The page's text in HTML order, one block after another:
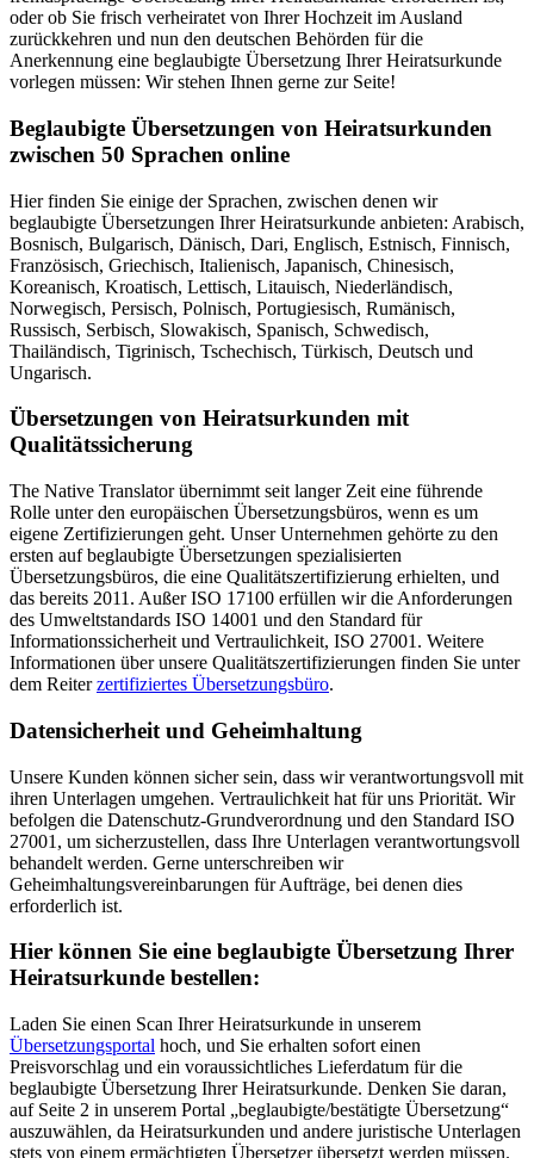
oder ob Sie frisch verheiratet von Ihrer Hochzeit im Ausland
zurückkehren und nun den deutschen Behörden für die
Anerkennung eine beglaubigte Übersetzung Ihrer Heiratsurkunde
vorlegen müssen: Wir stehen Ihnen gerne zur Seite!
Beglaubigte Übersetzungen von Heiratsurkunden
zwischen 50 Sprachen online
Hier finden Sie einige der Sprachen, zwischen denen wir
beglaubigte Übersetzungen Ihrer Heiratsurkunde anbieten: Arabisch,
Bosnisch, Bulgarisch, Dänisch, Dari, Englisch, Estnisch, Finnisch,
Französisch, Griechisch, Italienisch, Japanisch, Chinesisch,
Koreanisch, Kroatisch, Lettisch, Litauisch, Niederländisch,
Norwegisch, Persisch, Polnisch, Portugiesisch, Rumänisch,
Russisch, Serbisch, Slowakisch, Spanisch, Schwedisch,
Thailändisch, Tigrinisch, Tschechisch, Türkisch, Deutsch und
Ungarisch.
Übersetzungen von Heiratsurkunden mit
Qualitätssicherung
The Native Translator übernimmt seit langer Zeit eine führende
Rolle unter den europäischen Übersetzungsbüros, wenn es um
eigene Zertifizierungen geht. Unser Unternehmen gehörte zu den
ersten auf beglaubigte Übersetzungen spezialisierten
Übersetzungsbüros, die eine Qualitätszertifizierung erhielten, und
das bereits 2011. Außer ISO 17100 erfüllen wir die Anforderungen
des Umweltstandards ISO 14001 und den Standard für
Informationssicherheit und Vertraulichkeit, ISO 27001. Weitere
Informationen über unsere Qualitätszertifizierungen finden Sie unter
dem Reiterzertifiziertes Übersetzungsbüro.
Datensicherheit und Geheimhaltung
Unsere Kunden können sicher sein, dass wir verantwortungsvoll mit
ihren Unterlagen umgehen. Vertraulichkeit hat für uns Priorität. Wir
befolgen die Datenschutz-Grundverordnung und den Standard ISO
27001, um sicherzustellen, dass Ihre Unterlagen verantwortungsvoll
behandelt werden. Gerne unterschreiben wir
Geheimhaltungsvereinbarungen für Aufträge, bei denen dies
erforderlich ist.
Hier können Sie eine beglaubigte Übersetzung Ihrer
Heiratsurkunde bestellen:
Laden Sie einen Scan Ihrer Heiratsurkunde in unserem
Übersetzungsportal hoch, und Sie erhalten sofort einen
Preisvorschlag und ein voraussichtliches Lieferdatum für die
beglaubigte Übersetzung Ihrer Heiratsurkunde. Denken Sie daran,
auf Seite 2 in unserem Portal „beglaubigte/bestätigte Übersetzung“
auszuwählen, da Heiratsurkunden und andere juristische Unterlagen
stets von einem ermächtigten Übersetzer übersetzt werden müssen.